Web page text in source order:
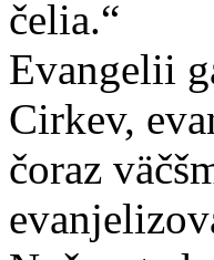
čelia.“
Evangelii
Cirkev,
čoraz